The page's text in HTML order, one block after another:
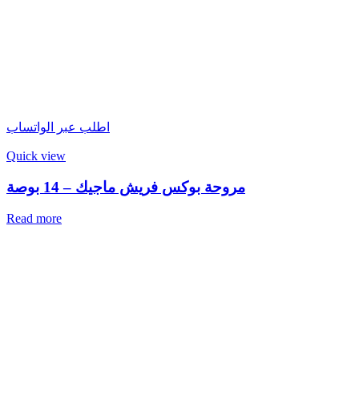
اطلب عبر الواتساب
Quick view
مروحة بوكس فريش ماجيك – 14 بوصة
Read more